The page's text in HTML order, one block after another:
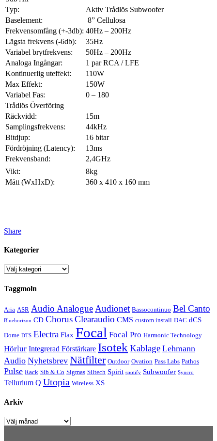
Typ:
Aktiv Trådlös Subwoofer
Baselement:
8” Cellulosa
Frekvensomfång (+-3db): 40Hz – 200Hz
Lägsta frekvens (-6db):
35Hz
Variabel brytfrekvens:
50Hz – 200Hz
Analoga Ingångar:
1 par RCA / LFE
Kontinuerlig uteffekt:
110W
Max Effekt:
150W
Variabel Fas:
0 – 180
Trådlös Överföring
Räckvidd:
15m
Samplingsfrekvens:
44kHz
Bitdjup:
16 bitar
Fördröjning (Latency):
13ms
Frekvensband:
2,4GHz
Vikt:
8kg
Mått (WxHxD):
360 x 410 x 160 mm
Share
Kategorier
Kategorier
Taggmoln
Aria ASR Audio Analogue Audionet Bassocontinuo Bel Canto
Bluehorizon CD ChorusClearaudio CMS custom install DAC dCS
Dome DTS Electra Flax Focal Focal Pro Harmonic Technology
Hörlur Integrerad Förstärkare Isotek Kablage Lehmann
Audio Nyhetsbrev Nätfilter Outdoor Ovation Pass Labs Pathos
Pulse Rack Sib & Co Sigmas Siltech Spirit spotify Subwoofer Syncro
Tellurium Q Utopia Wireless XS
Arkiv
Arkiv